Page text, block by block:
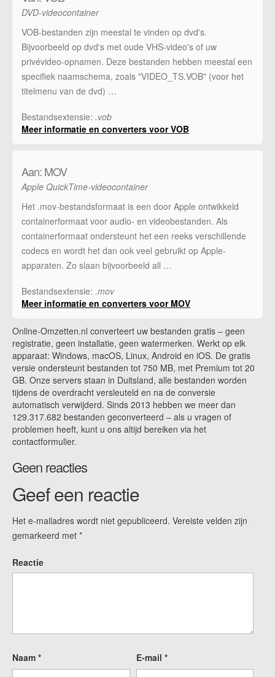
DVD-videocontainer
VOB-bestanden zijn meestal te vinden op dvd's.
Bijvoorbeeld op dvd's met oude VHS-video's of uw
privévideo-opnamen. Deze bestanden hebben meestal een
specifiek naamschema, zoals "VIDEO_TS.VOB" (voor het
titelmenu van de dvd) …
Bestandsextensie: .vob
Meer informatie en converters voor VOB
Aan: MOV
Apple QuickTime-videocontainer
Het .mov-bestandsformaat is een door Apple ontwikkeld
containerformaat voor audio- en videobestanden. Als
containerformaat ondersteunt het een reeks verschillende
codecs en wordt het dan ook veel gebruikt op Apple-
apparaten. Zo slaan bijvoorbeeld all …
Bestandsextensie: .mov
Meer informatie en converters voor MOV
Online-Omzetten.nl converteert uw bestanden gratis – geen
registratie, geen installatie, geen watermerken. Werkt op elk
apparaat: Windows, macOS, Linux, Android en iOS. De gratis
versie ondersteunt bestanden tot 750 MB, met Premium tot 20
GB. Onze servers staan in Duitsland, alle bestanden worden
tijdens de overdracht versleuteld en na de conversie
automatisch verwijderd. Sinds 2013 hebben we meer dan
129.317.682 bestanden geconverteerd – als u vragen of
problemen heeft, kunt u ons altijd bereiken via het
contactformulier.
Geen reacties
Geef een reactie
Het e-mailadres wordt niet gepubliceerd. Vereiste velden zijn
gemarkeerd met *
Reactie
Naam * E-mail *